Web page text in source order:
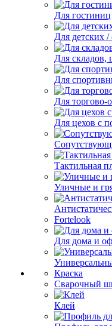
Для гостиниц
Для детских
Для складов,
Для
Для
Для цехов с
Тактильная
Уличные и
Fortelook
Для дома и
Краска
Сварочный
Клей